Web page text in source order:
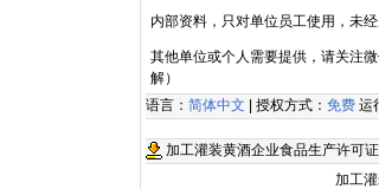
内部资料，只对单位员工使用，未
其他单位或个人需要提供，请关注
解）
语言： 简体中文 | 授权方式： 免费 运
加工灌装黄酒企业食品生产许可
加工